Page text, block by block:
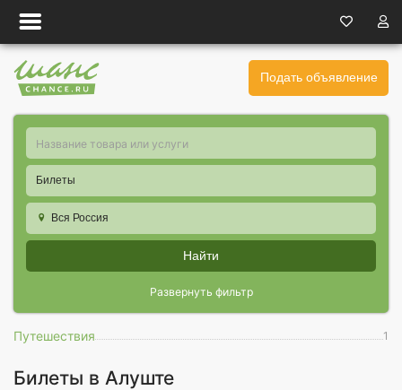
Подать объявление
Билеты
Вся Россия
Найти
Развернуть фильтр
Путешествия 1
Билеты в Алуште